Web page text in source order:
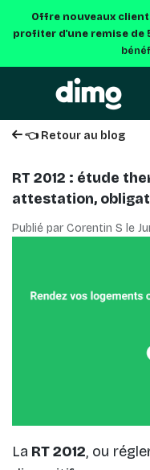
Offre nouveaux
profiter d'une remise de
👈 Retour au blog
RT 2012 : étude
attestation,
Publié par Corentin S le
La RT 2012, ou